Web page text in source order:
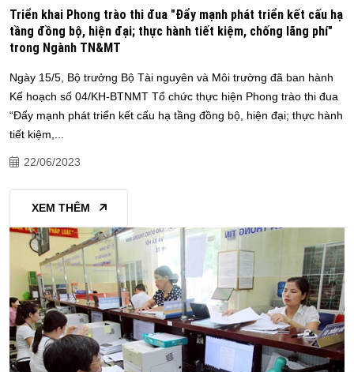
Triển khai Phong trào thi đua "Đẩy mạnh phát triển kết cấu hạ
tầng đồng bộ, hiện đại; thực hành tiết kiệm, chống lãng phí"
trong Ngành TN&MT
Ngày 15/5, Bộ trưởng Bộ Tài nguyên và Môi trường đã ban hành
Kế hoạch số 04/KH-BTNMT Tổ chức thực hiện Phong trào thi đua
“Đẩy mạnh phát triển kết cấu hạ tầng đồng bộ, hiện đại; thực hành
tiết kiệm,...
22/06/2023
XEM THÊM